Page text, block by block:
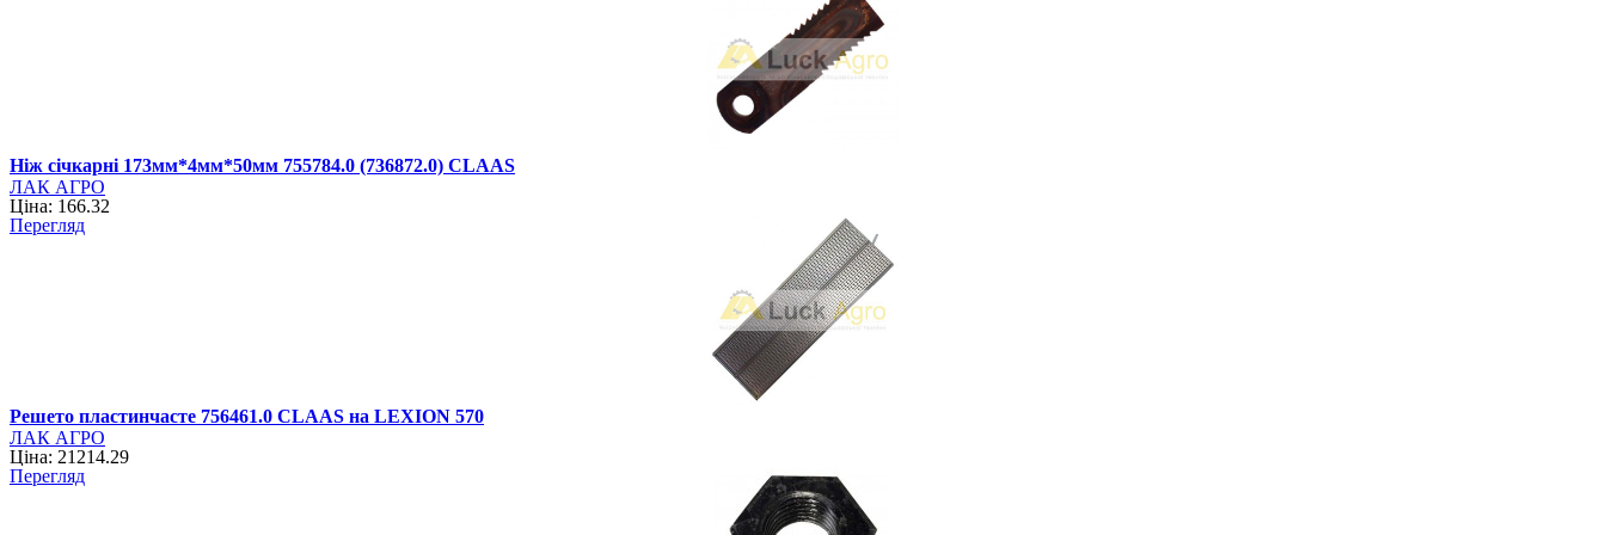
Ніж січкарні 173мм*4мм*50мм 755784.0 (736872.0) CLAAS
ЛАК АГРО
Ціна: 166.32
Перегляд
Решето пластинчасте 756461.0 CLAAS на LEXION 570
ЛАК АГРО
Ціна: 21214.29
Перегляд